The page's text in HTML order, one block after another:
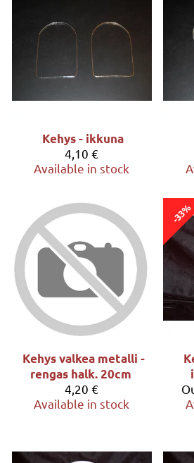
Kehys - ikkuna
4,10 €
Available in stock
Kehys valkea metalli -
rengas halk. 20cm
4,20 €
Available in stock
-33%